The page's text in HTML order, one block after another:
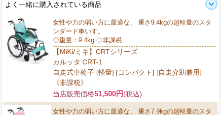
よく一緒に購入されている商品
女性や力の弱い方に最適な、 重さ9.4kgの超軽量のスタ
ンダード車いす。
◇重量：9.4kg ◇非課税
【MiKi/ミキ】CRTシリーズ
カルッタ CRT-1
自走式車椅子 [軽量] [コンパクト] [自走介助兼用]
《非課税》
当店販売価格51,500円(税込)
女性や力の弱い方に最適な、 重さ7.9kgの超軽量のスタ